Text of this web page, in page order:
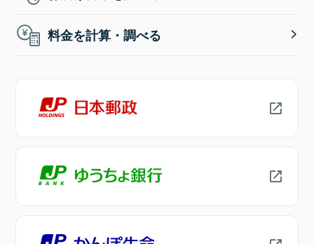
料金を計算・調べる